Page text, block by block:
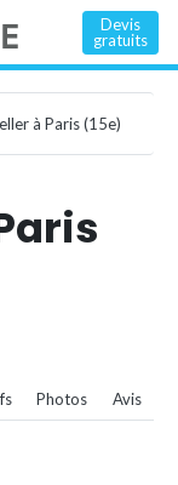
Devis
gratuits
à Paris (15e)
Photos Avis